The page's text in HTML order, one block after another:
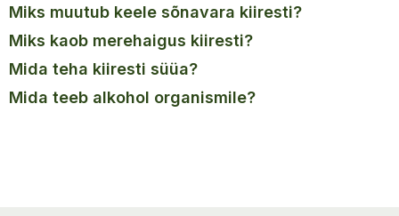
miks muutub keele sõnavara kiiresti?
miks kaob merehaigus kiiresti?
mida teha kiiresti süüa?
mida teeb alkohol organismile?